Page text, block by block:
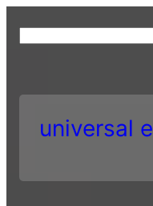
r
universal